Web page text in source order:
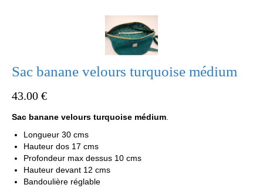
Sac banane velours turquoise médium
43.00 €
Sac banane velours turquoise médium
Longueur 30 cms
Hauteur dos 17 cms
Profondeur max dessus 10 cms
Hauteur devant 12 cms
Bandoulière réglable